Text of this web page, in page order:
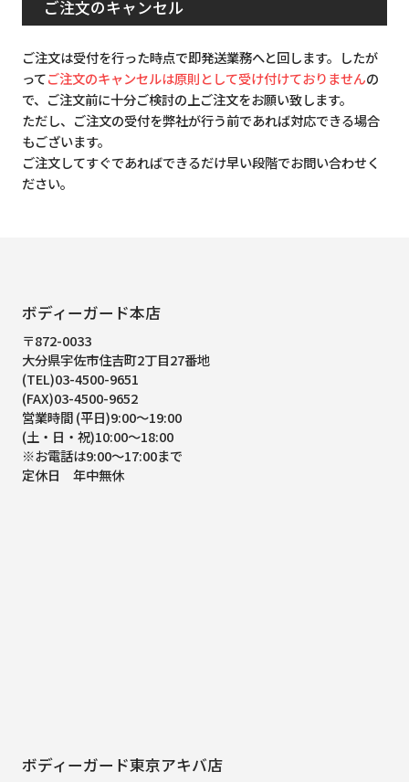
ご注文のキャンセル
ご注文は受付を行った時点で即発送業務へと回します。したが
ってご注文のキャンセルは原則として受け付けておりませんの
で、ご注文前に十分ご検討の上ご注文をお願い致します。
ただし、ご注文の受付を弊社が行う前であれば対応できる場合
もございます。
ご注文してすぐであればできるだけ早い段階でお問い合わせく
ださい。
ボディーガード本店
〒872-0033
大分県宇佐市住吉町2丁目27番地
(TEL)03-4500-9651
(FAX)03-4500-9652
営業時間 (平日)9:00～19:00
(土・日・祝)10:00～18:00
※お電話は9:00～17:00まで
定休日 年中無休
ボディーガード東京アキバ店